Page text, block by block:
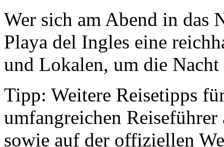
Wer sich am Abend in das
Playa del Ingles eine
und Lokalen, um die Nacht
Tipp: Weitere Reisetipps
umfangreichen
sowie auf der offiziellen